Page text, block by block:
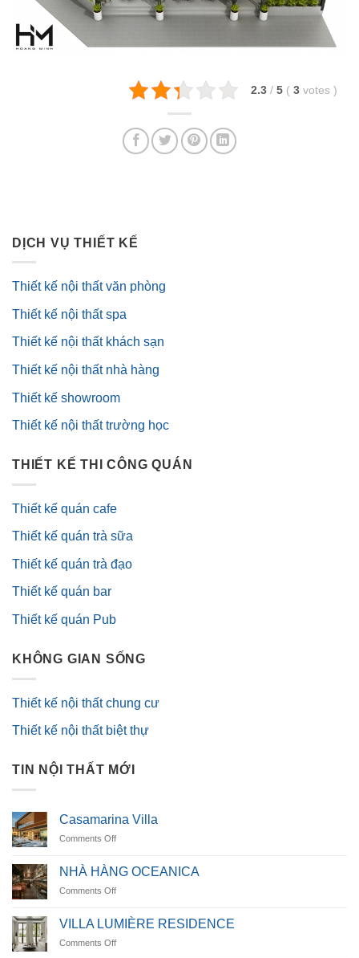
2.3 / 5 ( 3 votes )
DỊCH VỤ THIẾT KẾ
Thiết kế nội thất văn phòng
Thiết kế nội thất spa
Thiết kế nội thất khách sạn
Thiết kế nội thất nhà hàng
Thiết kế showroom
Thiết kế nội thất trường học
THIẾT KẾ THI CÔNG QUÁN
Thiết kế quán cafe
Thiết kế quán trà sữa
Thiết kế quán trà đạo
Thiết kế quán bar
Thiết kế quán Pub
KHÔNG GIAN SỐNG
Thiết kế nội thất chung cư
Thiết kế nội thất biệt thự
TIN NỘI THẤT MỚI
Casamarina Villa
Comments Offon
Villa
NHÀ HÀNG OCEANICA
Comments Offon
HÀNG
OCEANICA
VILLA LUMIÈRE RESIDENCE
Comments Offon